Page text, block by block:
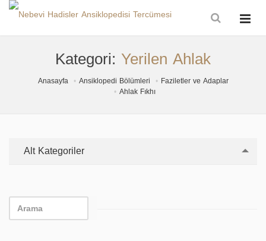
Kategori: Yerilen Ahlak
Anasayfa Ansiklopedi Bölümleri
Faziletler ve Adaplar
Ahlak Fıkhı
Alt Kategoriler